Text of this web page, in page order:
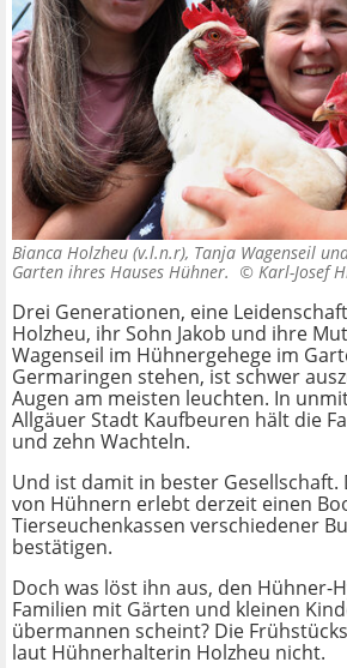
Bianca Holzheu (v.l.n.r), Tanja Wagenseil
Garten ihres Hauses Hühner. © Karl-Josef
Drei Generationen, eine
Holzheu, ihr Sohn Jakob und ihre
Wagenseil im Hühnergehege im
Germaringen stehen, ist schwer
Augen am meisten leuchten. In
Allgäuer Stadt Kaufbeuren hält die
und zehn Wachteln.
Und ist damit in bester Gesellschaft.
von Hühnern erlebt derzeit einen
Tierseuchenkassen verschiedener
bestätigen.
Doch was löst ihn aus, den Hühner-
Familien mit Gärten und kleinen
übermannen scheint? Die
laut Hühnerhalterin Holzheu nicht.